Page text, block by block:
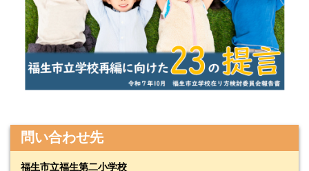
問い合わせ先
福生市立福生第二小学校